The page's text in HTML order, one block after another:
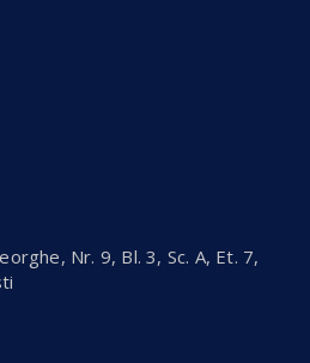
Nr. 9, Bl. 3, Sc. A, Et. 7,